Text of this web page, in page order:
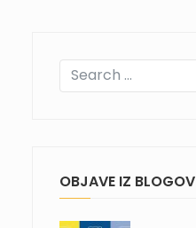
OBJAVE IZ BLOGOV